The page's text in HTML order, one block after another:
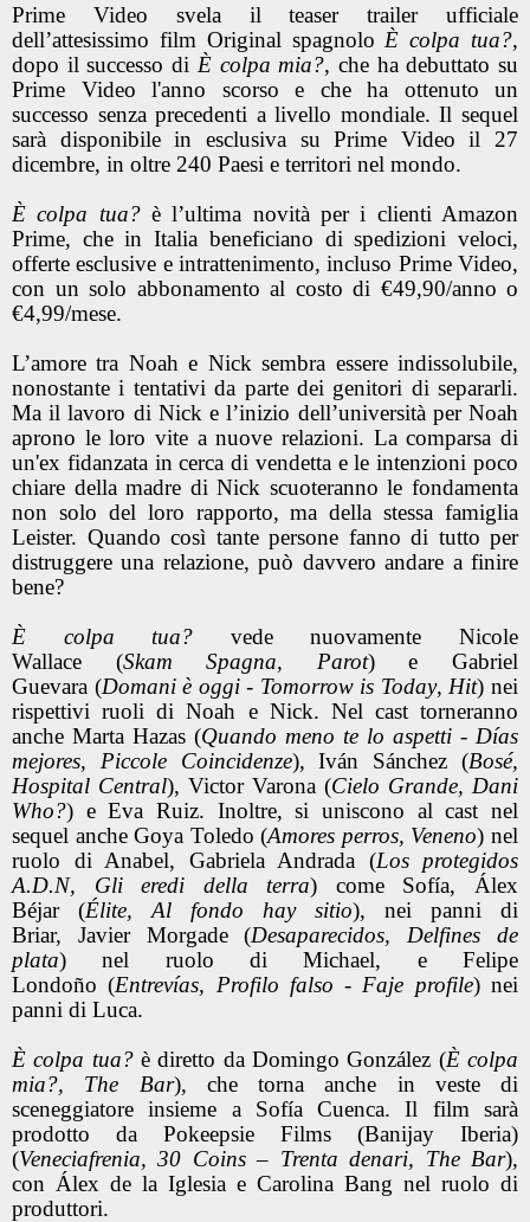
Prime Video svela il teaser trailer ufficiale
dell’attesissimo film Original spagnolo È colpa tua?,
dopo il successo di È colpa mia?, che ha debuttato su
Prime Video l'anno scorso e che ha ottenuto un
successo senza precedenti a livello mondiale. Il sequel
sarà disponibile in esclusiva su Prime Video il 27
dicembre, in oltre 240 Paesi e territori nel mondo.
È colpa tua?è l’ultima novità per i clienti Amazon
Prime, che in Italia beneficiano di spedizioni veloci,
offerte esclusive e intrattenimento, incluso Prime Video,
con un solo abbonamento al costo di €49,90/anno o
€4,99/mese.
L’amore tra Noah e Nick sembra essere indissolubile,
nonostante i tentativi da parte dei genitori di separarli.
Ma il lavoro di Nick e l’inizio dell’università per Noah
aprono le loro vite a nuove relazioni. La comparsa di
un'ex fidanzata in cerca di vendetta e le intenzioni poco
chiare della madre di Nick scuoteranno le fondamenta
non solo del loro rapporto, ma della stessa famiglia
Leister. Quando così tante persone fanno di tutto per
distruggere una relazione, può davvero andare a finire
bene?
È colpa tua? vede nuovamente Nicole
Wallace (Skam Spagna, Parot) e Gabriel
Guevara (Domani è oggi - Tomorrow is Today, Hit) nei
rispettivi ruoli di Noah e Nick. Nel cast torneranno
anche Marta Hazas (Quando meno te lo aspetti - Días
mejores, Piccole Coincidenze), Iván Sánchez (Bosé,
Hospital Central), Victor Varona (Cielo Grande, Dani
Who?) e Eva Ruiz. Inoltre, si uniscono al cast nel
sequel anche Goya Toledo (Amores perros, Veneno) nel
ruolo di Anabel, Gabriela Andrada (Los protegidos
A.D.N, Gli eredi della terra) come Sofía, Álex
Béjar (Élite, Al fondo hay sitio), nei panni di
Briar, Javier Morgade (Desaparecidos, Delfines de
plata) nel ruolo di Michael, e Felipe
Londoño (Entrevías, Profilo falso - Faje profile) nei
panni di Luca.
È colpa tua?è diretto da Domingo González (È colpa
mia?, The Bar), che torna anche in veste di
sceneggiatore insieme a Sofía Cuenca. Il film sarà
prodotto da Pokeepsie Films (Banijay Iberia)
(Veneciafrenia, 30 Coins – Trenta denari, The Bar),
con Álex de la Iglesia e Carolina Bang nel ruolo di
produttori.